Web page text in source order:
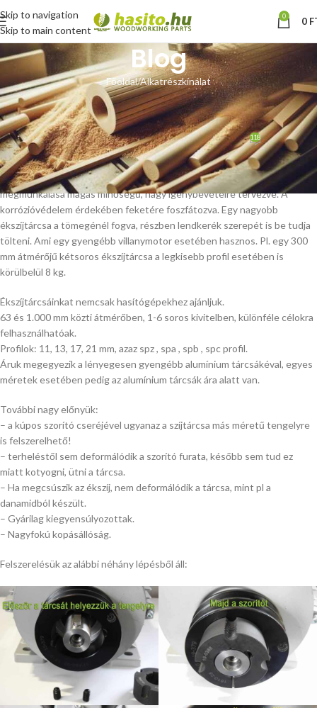
Skip to navigation
Skip to main content
0 0
Blog
Főoldal Alkatrészkínálat
ALKATRÉSZKÍNÁLAT,ÉKSZÍJTÁRCSA
Ékszíjtárcsa – kúpos szorítóval
Hoffmann ZsoltBe szeptember 12, 2012118
A kúpos szorítóval ellátott ékszíjtárcsa anyaga vas öntvény,
megmunkálása magas minőségű, nagy igénybevételre tervezve. A
korrózióvédelem érdekében feketére foszfátozva. Egy nagyobb
ékszíjtárcsa a tömegénél fogva, részben lendkerék szerepét is be tudja
tölteni. Ami egy gyengébb villanymotor esetében hasznos. Pl. egy 300
mm átmérőjű kétsoros ékszíjtárcsa a legkisebb profil esetében is
körülbelül 8 kg.
Ékszíjtárcsáinkat nemcsak hasítógépekhez ajánljuk.
63 és 1.000 mm közti átmérőben, 1-6 soros kivitelben, különféle célokra
felhasználhatóak.
Profilok: 11, 13, 17, 21 mm, azaz spz , spa , spb , spc profil.
Áruk megegyezik a lényegesen gyengébb alumínium tárcsákéval, egyes
méretek esetében pedig az alumínium tárcsák ára alatt van.
További nagy előnyük:
– a kúpos szorító cseréjével ugyanaz a szíjtárcsa más méretű tengelyre
is felszerelhető!
– terheléstől sem deformálódik a szorító furata, később sem tud ez
miatt kotyogni, ütni a tárcsa.
– Ha megcsúszik az ékszíj, nem deformálódik a tárcsa, mint pl a
danamidból készült.
– Gyárilag kiegyensúlyozottak.
– Nagyfokú kopásállóság.
Felszerelésük az alábbi néhány lépésből áll: